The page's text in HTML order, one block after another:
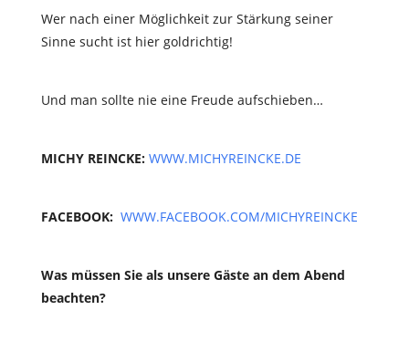
Wer nach einer Möglichkeit zur Stärkung seiner
Sinne sucht ist hier goldrichtig!
Und man sollte nie eine Freude aufschieben…
MICHY REINCKE: WWW.MICHYREINCKE.DE
FACEBOOK: WWW.FACEBOOK.COM/MICHYREINCKE
Was müssen Sie als unsere Gäste an dem Abend
beachten?